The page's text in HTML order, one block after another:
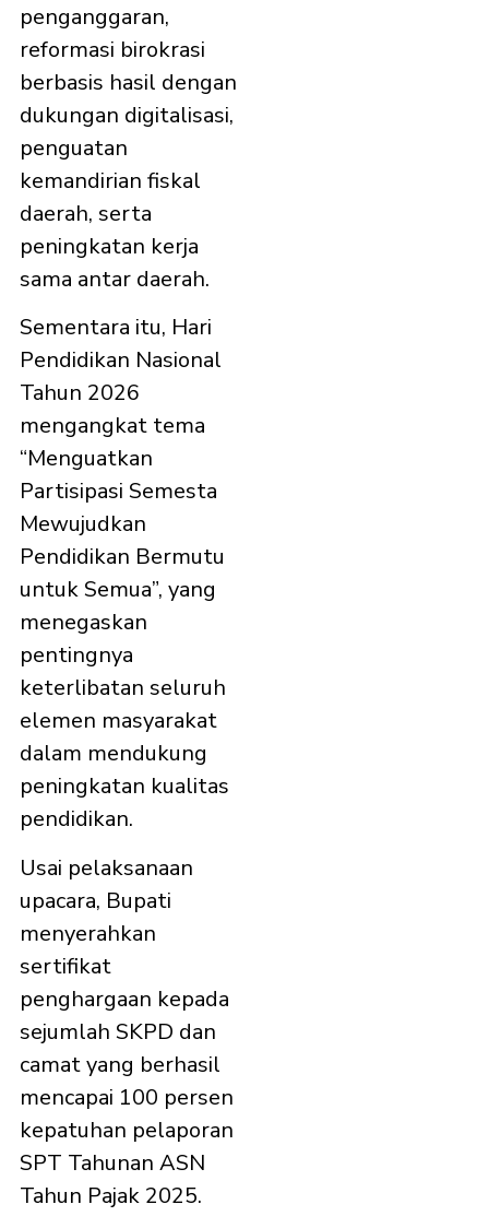
penganggaran,
reformasi birokrasi
berbasis hasil dengan
dukungan digitalisasi,
penguatan
kemandirian fiskal
daerah, serta
peningkatan kerja
sama antar daerah.
Sementara itu, Hari
Pendidikan Nasional
Tahun 2026
mengangkat tema
“Menguatkan
Partisipasi Semesta
Mewujudkan
Pendidikan Bermutu
untuk Semua”, yang
menegaskan
pentingnya
keterlibatan seluruh
elemen masyarakat
dalam mendukung
peningkatan kualitas
pendidikan.
Usai pelaksanaan
upacara, Bupati
menyerahkan
sertifikat
penghargaan kepada
sejumlah SKPD dan
camat yang berhasil
mencapai 100 persen
kepatuhan pelaporan
SPT Tahunan ASN
Tahun Pajak 2025.